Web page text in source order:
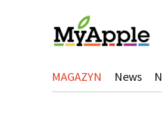
MAGAZYN News